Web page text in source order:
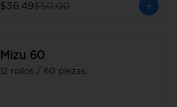
$36.49$50.00
Mizu 60
12 rollos / 60 piezas.